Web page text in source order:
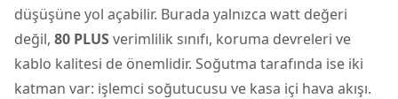
düşüşüne yol açabilir. Burada yalnızca watt değeri
değil, 80 PLUSverimlilik sınıfı, koruma devreleri ve
kablo kalitesi de önemlidir. Soğutma tarafında ise iki
katman var: işlemci soğutucusu ve kasa içi hava akışı.